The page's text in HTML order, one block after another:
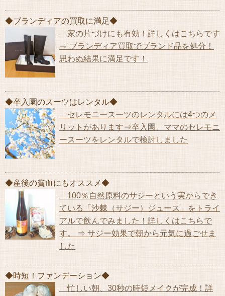
◆ブランディアの買取に満足◆
家の片づけにも有効！詳しくはこちらです
⇒ ブランディア買取でブランド品を処分！
思わぬ結果に満足です！
◆卒入園のスーツはレンタル◆
セレモニースーツのレンタルには4つのメ
リットがあります⇒卒入園、ママのセレモニ
ースーツをレンタルで検討しました
◆産後の貧血にもオススメ◆
100％自然原料のサジーという実からでき
ている「沙棘（サジー）ジュース」をトライ
アルで飲んでみました！詳しくはこちらで
す。 ⇒ サジー効果で朝から元気に過ごせま
した
◆時短！ファンデーション◆
忙しい朝、30秒の時短メイクが完成！詳